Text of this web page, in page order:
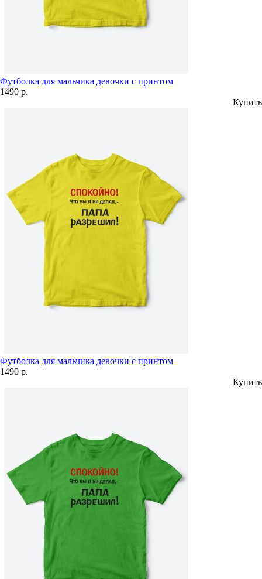
Футболка для мальчика девочки с принтом
1490 р.
Купить
Футболка для мальчика девочки с принтом
1490 р.
Купить